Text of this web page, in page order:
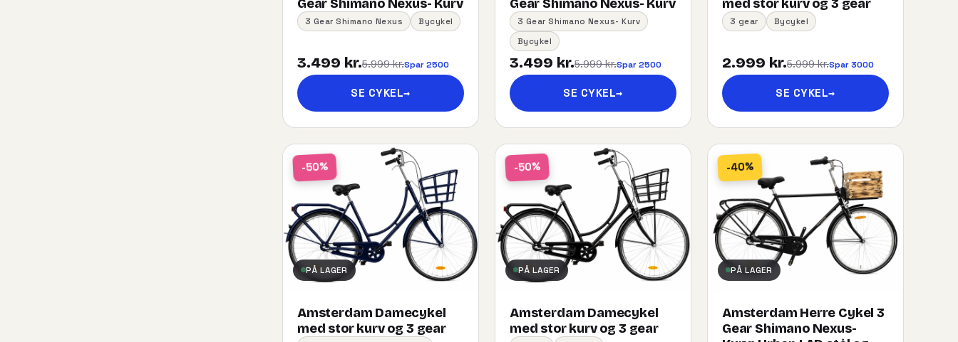
Gear Shimano Nexus- Kurv
3 Gear Shimano Nexus Bycykel
3.499 kr.5.999 kr.Spar 2500
SE CYKEL→
Gear Shimano Nexus- Kurv
3 Gear Shimano Nexus- Kurv
Bycykel
3.499 kr.5.999 kr.Spar 2500
SE CYKEL→
med stor kurv og 3 gear
3 gear Bycykel
2.999 kr.5.999 kr.Spar 3000
SE CYKEL→
-50%
PÅ LAGER
Amsterdam Damecykel
med stor kurv og 3 gear
-50%
PÅ LAGER
Amsterdam Damecykel
med stor kurv og 3 gear
-40%
PÅ LAGER
Amsterdam Herre Cykel 3
Gear Shimano Nexus-